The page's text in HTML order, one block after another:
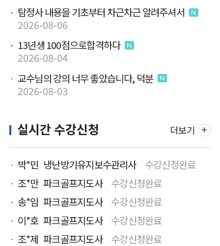
탐정사 내용을 기초부터 차근차근 알려주셔서
2026-08-06
13년생 100점으로합격하다
2026-08-04
교수님의 강의 너무 좋았습니다, 덕분
2026-08-03
실시간 수강신청 더보기
박*민 냉난방기유지보수관리사
수강신청완료
조*만 파크골프지도사
수강신청완료
송*임 파크골프지도사
수강신청완료
이*호 파크골프지도사
수강신청완료
조*제 파크골프지도사
수강신청완료